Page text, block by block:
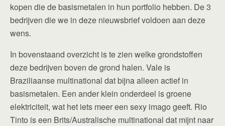
kopen die de basismetalen in hun portfolio hebben. De 3
bedrijven die we in deze nieuwsbrief voldoen aan deze
wens.
In bovenstaand overzicht is te zien welke grondstoffen
deze bedrijven boven de grond halen. Vale is
Braziliaanse multinational dat bijna alleen actief in
basismetalen. Een ander klein onderdeel is groene
elektriciteit, wat het iets meer een sexy imago geeft. Rio
Tinto is een Brits/Australische multinational dat mijnt naar